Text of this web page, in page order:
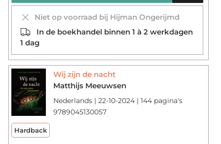
Niet op voorraad bij Hijman Ongerijmd
In de boekhandel binnen 1 à 2 werkdagen
1 dag
Wij zijn de nacht
Matthijs Meeuwsen
Nederlands | 22-10-2024 | 144 pagina's
9789045130057
Hardback